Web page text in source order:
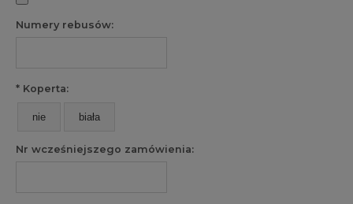
Numery rebusów:
* Koperta:
nie biała
Nr wcześniejszego zamówienia: